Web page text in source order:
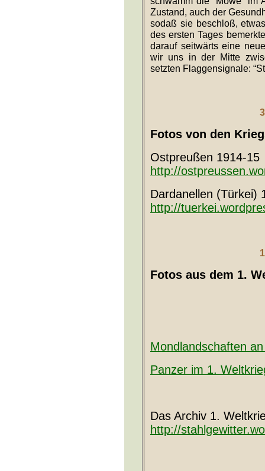
einem Vertreter des
Unterredung, der wir
schwamm die “Möwe”
Zustand, auch der
sodaß sie beschloß,
des ersten Tages
darauf seitwärts eine
Fotos von den
http://
Mondlandschaften